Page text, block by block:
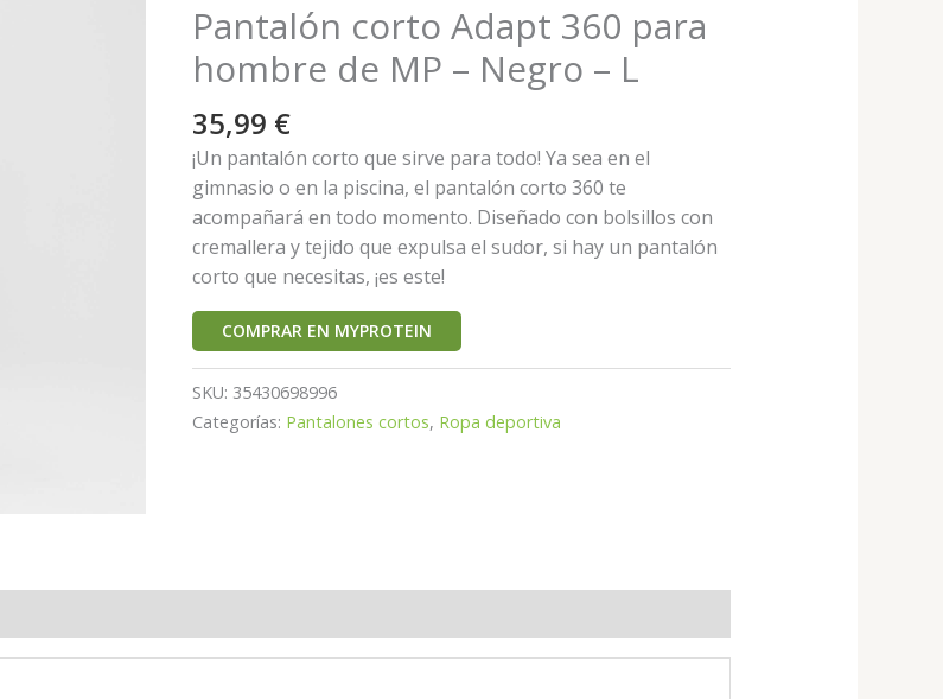
Pantalón corto Adapt 360 para
hombre de MP – Negro – L
35,99 €
¡Un pantalón corto que sirve para todo! Ya sea en el
gimnasio o en la piscina, el pantalón corto 360 te
acompañará en todo momento. Diseñado con bolsillos con
cremallera y tejido que expulsa el sudor, si hay un pantalón
corto que necesitas, ¡es este!
COMPRAR EN MYPROTEIN
SKU: 35430698996
Categorías: Pantalones cortos, Ropa deportiva